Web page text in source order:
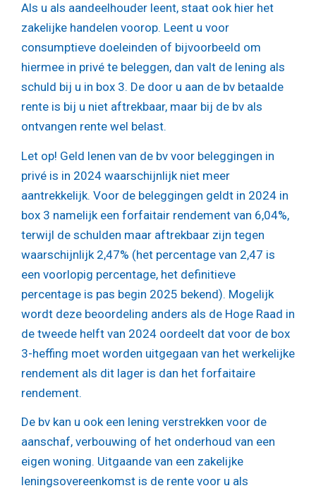
Als u als aandeelhouder leent, staat ook hier het
zakelijke handelen voorop. Leent u voor
consumptieve doeleinden of bijvoorbeeld om
hiermee in privé te beleggen, dan valt de lening als
schuld bij u in box 3. De door u aan de bv betaalde
rente is bij u niet aftrekbaar, maar bij de bv als
ontvangen rente wel belast.
Let op! Geld lenen van de bv voor beleggingen in
privé is in 2024 waarschijnlijk niet meer
aantrekkelijk. Voor de beleggingen geldt in 2024 in
box 3 namelijk een forfaitair rendement van 6,04%,
terwijl de schulden maar aftrekbaar zijn tegen
waarschijnlijk 2,47% (het percentage van 2,47 is
een voorlopig percentage, het definitieve
percentage is pas begin 2025 bekend). Mogelijk
wordt deze beoordeling anders als de Hoge Raad in
de tweede helft van 2024 oordeelt dat voor de box
3-heffing moet worden uitgegaan van het werkelijke
rendement als dit lager is dan het forfaitaire
rendement.
De bv kan u ook een lening verstrekken voor de
aanschaf, verbouwing of het onderhoud van een
eigen woning. Uitgaande van een zakelijke
leningsovereenkomst is de rente voor u als